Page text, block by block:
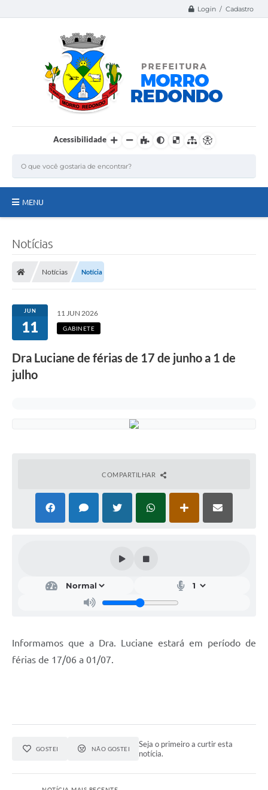
Login / Cadastro
Acessibilidade
MENU
Secretarias
Notícias
Contato
Serviço de Inspeção Municipal - SIM
Transparência
R.H
Telefones Úteis
Notícias
Notícias Notícia
JUN
11
11 JUN 2026
GABINETE
Dra Luciane de férias de 17 de junho a 1 de
julho
COMPARTILHAR
Informamos que a Dra. Luciane estará em período de
férias de 17/06 a 01/07.
GOSTEI NÃO GOSTEI
Seja o primeiro a curtir esta
notícia.